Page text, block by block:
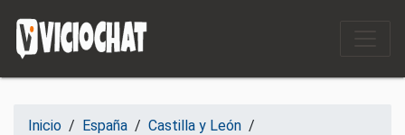
Inicio / España / Castilla y León /